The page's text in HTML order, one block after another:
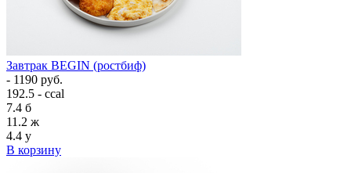
Завтрак BEGIN (ростбиф)
- 1190 руб.
192.5 - ccal
7.4 б
11.2 ж
4.4 у
В корзину